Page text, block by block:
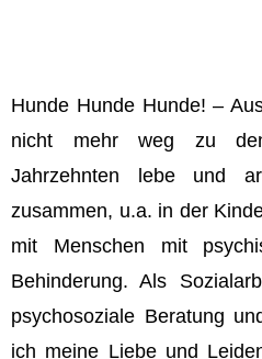
Hunde Hunde Hunde! –
nicht mehr weg zu
Jahrzehnten lebe und
zusammen, u.a. in der
mit Menschen mit
Behinderung. Als
psychosoziale Beratung
ich meine Liebe und